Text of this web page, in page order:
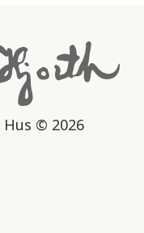
© 2026